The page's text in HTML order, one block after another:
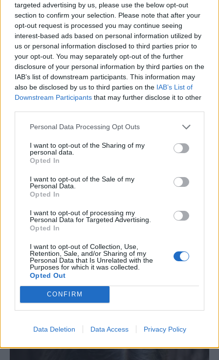
targeted advertising by us, please use the below opt-out
section to confirm your selection. Please note that after your
opt-out request is processed you may continue seeing
interest-based ads based on personal information utilized by
us or personal information disclosed to third parties prior to
your opt-out. You may separately opt-out of the further
disclosure of your personal information by third parties on the
IAB’s list of downstream participants. This information may
also be disclosed by us to third parties on the IAB’s List of
Downstream Participants that may further disclose it to other
Personal Data Processing Opt Outs
I want to opt-out of the Sharing of my
personal data.
Opted In
I want to opt-out of the Sale of my
Personal Data.
Opted In
I want to opt-out of processing my
Personal Data for Targeted Advertising.
Opted In
I want to opt-out of Collection, Use,
Retention, Sale, and/or Sharing of my
Personal Data that Is Unrelated with the
Purposes for which it was collected.
Opted Out
CONFIRM
Data Deletion Data Access Privacy Policy
Βόλος: “Βοήθεια…!” 17χρονη βγήκε στο
μπαλκόνι και ούρλιαζε να τη σώσουν! – Η
μητέρα της πήρε τηλέφωνο τον…
Πα, 3 Απρ 2026 22:10
Αναστάτωση επικράτησε στον Βόλο την Πέμπτη (2/4)
όταν 17χρονη βγήκε στο μπαλκόνι του…
Μητέρα προκαλεί θύελλα αντιδράσεων!
Δεν έχει ξαναγίνει! 11χρονος έκανε
μπούλινγκ στον γιο της και αυτή πήρε
Τε, 25 Μαρ 2026 09:11
Έξαλλη με το bullying που δεχόταν ο αυτιστικός γιος της